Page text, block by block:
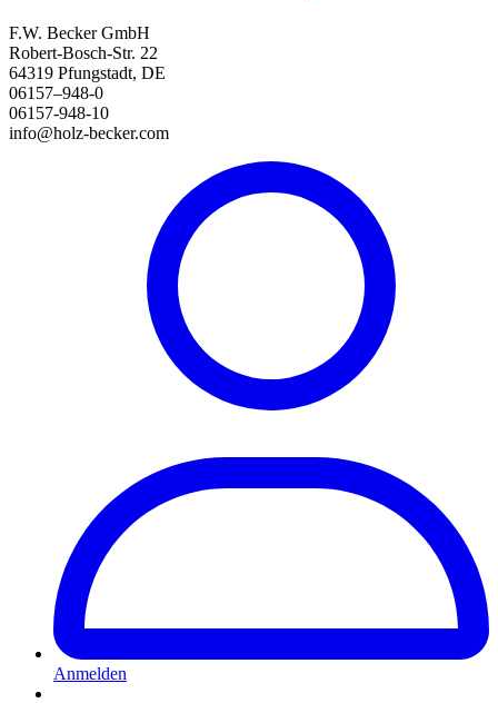
F.W. Becker GmbH
Robert-Bosch-Str. 22
64319 Pfungstadt, DE
06157–948-0
06157-948-10
info@holz-becker.com
Anmelden